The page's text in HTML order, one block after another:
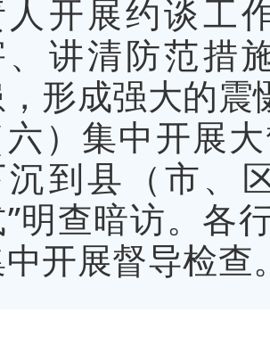
人开展约谈工
、讲清防范措
形成强大的震
六）集中开展
到县（市、
明查暗访。各
开展督导检查